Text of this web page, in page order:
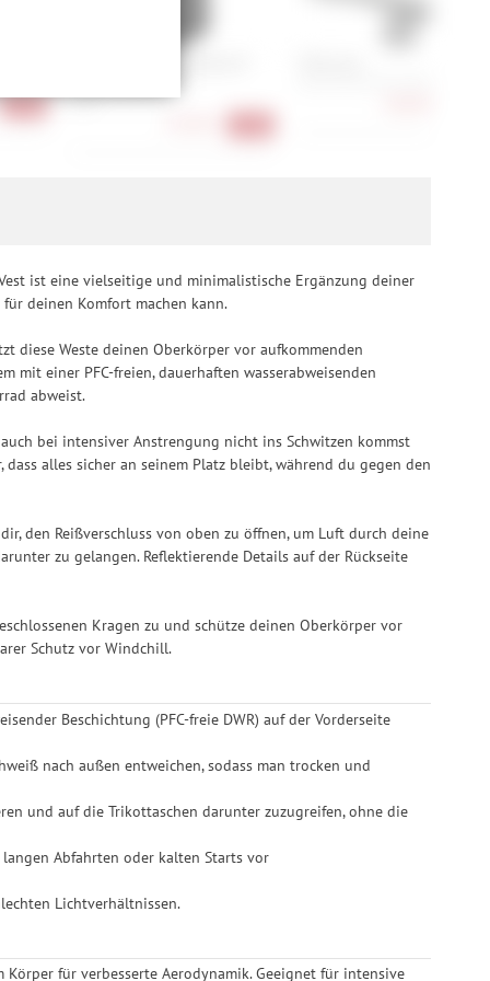
zum Zwecke
den
unter
-26% S, M
ist eine vielseitige und minimalistische Ergänzung deiner
deinen Komfort machen kann.
diese Weste deinen Oberkörper vor aufkommenden
mit einer PFC-freien, dauerhaften wasserabweisenden
abweist.
bei intensiver Anstrengung nicht ins Schwitzen kommst
alles sicher an seinem Platz bleibt, während du gegen den
den Reißverschluss von oben zu öffnen, um Luft durch deine
zu gelangen. Reflektierende Details auf der Rückseite
Kragen zu und schütze deinen Oberkörper vor
Schutz vor Windchill.
Beschichtung (PFC-freie DWR) auf der Vorderseite
nach außen entweichen, sodass man trocken und
und auf die Trikottaschen darunter zuzugreifen, ohne die
langen Abfahrten oder kalten Starts vor
Lichtverhältnissen.
für verbesserte Aerodynamik. Geeignet für intensive